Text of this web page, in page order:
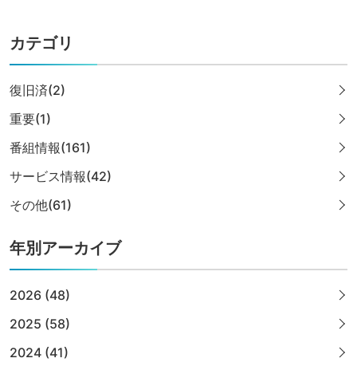
カテゴリ
復旧済(2)
重要(1)
番組情報(161)
サービス情報(42)
その他(61)
年別アーカイブ
2026 (48)
2025 (58)
2024 (41)